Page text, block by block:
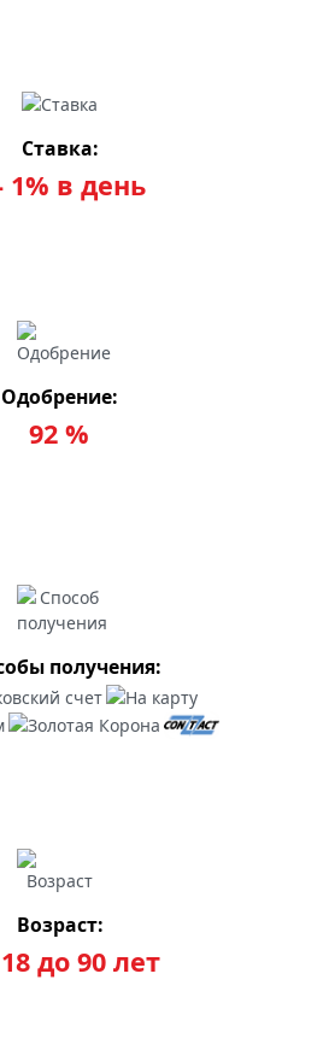
Ставка:
1% в день
Одобрение:
92 %
получения:
Возраст:
до 90 лет